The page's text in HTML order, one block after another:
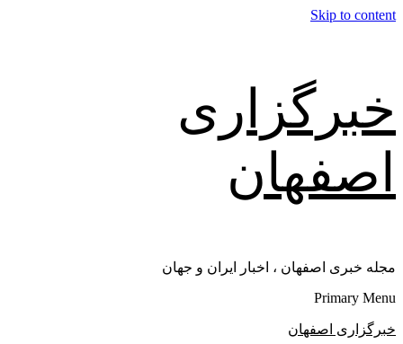
Skip to content
خبرگزاری
اصفهان
مجله خبری اصفهان ، اخبار ایران و جهان
Primary Menu
خبرگزاری اصفهان